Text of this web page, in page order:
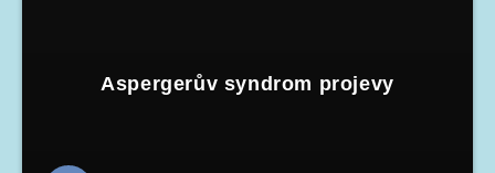
Aspergerův syndrom projevy